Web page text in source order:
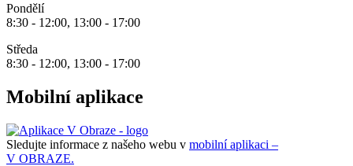
Pondělí
8:30 - 12:00, 13:00 - 17:00
Středa
8:30 - 12:00, 13:00 - 17:00
Mobilní aplikace
Sledujte informace z našeho webu v mobilní aplikaci –
V OBRAZE.